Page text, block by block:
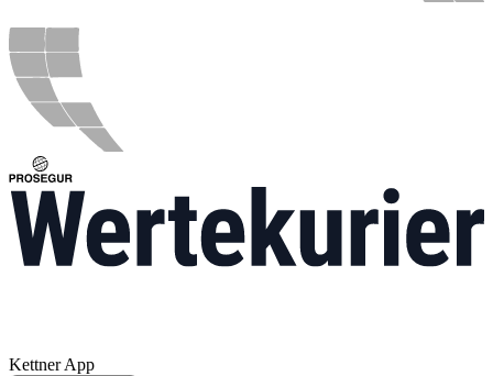
Kettner App